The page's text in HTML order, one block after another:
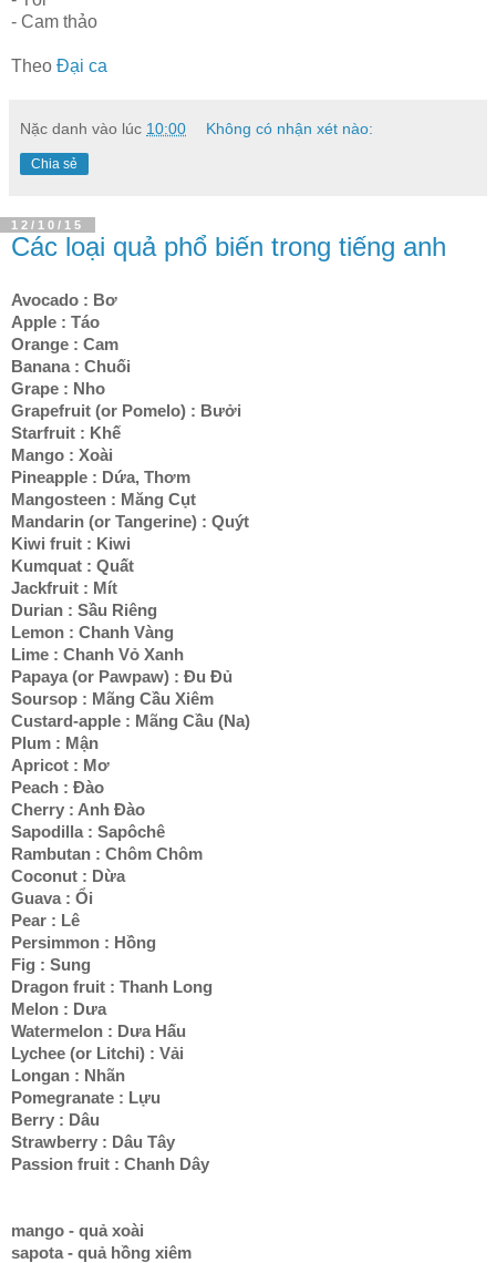
- Cam thảo
Theo Đại ca
Nặc danh vào lúc 10:00 Không có nhận xét nào:
Chia sẻ
12/10/15
Các loại quả phổ biến trong tiếng anh
Avocado : Bơ
Apple : Táo
Orange : Cam
Banana : Chuối
Grape : Nho
Grapefruit (or Pomelo) : Bưởi
Starfruit : Khế
Mango : Xoài
Pineapple : Dứa, Thơm
Mangosteen : Măng Cụt
Mandarin (or Tangerine) : Quýt
Kiwi fruit : Kiwi
Kumquat : Quất
Jackfruit : Mít
Durian : Sầu Riêng
Lemon : Chanh Vàng
Lime : Chanh Vỏ Xanh
Papaya (or Pawpaw) : Đu Đủ
Soursop : Mãng Cầu Xiêm
Custard-apple : Mãng Cầu (Na)
Plum : Mận
Apricot : Mơ
Peach : Đào
Cherry : Anh Đào
Sapodilla : Sapôchê
Rambutan : Chôm Chôm
Coconut : Dừa
Guava : Ổi
Pear : Lê
Persimmon : Hồng
Fig : Sung
Dragon fruit : Thanh Long
Melon : Dưa
Watermelon : Dưa Hấu
Lychee (or Litchi) : Vải
Longan : Nhãn
Pomegranate : Lựu
Berry : Dâu
Strawberry : Dâu Tây
Passion fruit : Chanh Dây
mango - quả xoài
sapota - quả hồng xiêm